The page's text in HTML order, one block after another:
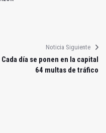
Noticia Siguiente
Cada día se ponen en la capital
64 multas de tráfico